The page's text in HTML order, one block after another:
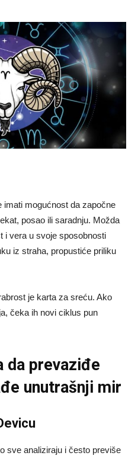
imati mogućnost da započne
posao ili saradnju. Možda
i vera u svoje sposobnosti
iz straha, propustiće priliku
je karta za sreću. Ako
čeka ih novi ciklus pun
da prevaziđe
unutrašnji mir
sve analiziraju i često previše